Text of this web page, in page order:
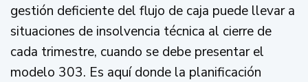
gestión deficiente del flujo de caja puede llevar a
situaciones de insolvencia técnica al cierre de
cada trimestre, cuando se debe presentar el
modelo 303. Es aquí donde la planificación